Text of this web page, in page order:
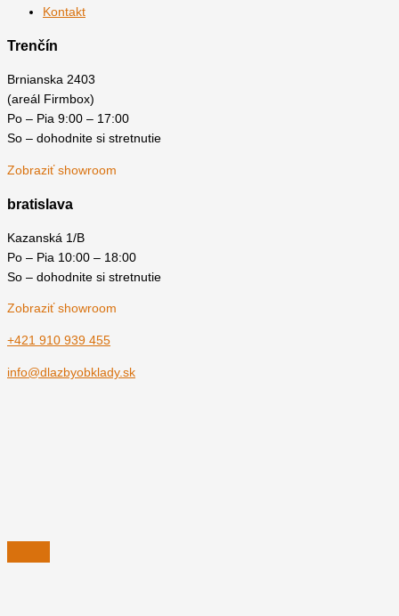
Kontakt
Trenčín
Brnianska 2403
(areál Firmbox)
Po – Pia 9:00 – 17:00
So – dohodnite si stretnutie
Zobraziť showroom
bratislava
Kazanská 1/B
Po – Pia 10:00 – 18:00
So – dohodnite si stretnutie
Zobraziť showroom
+421 910 939 455
info@dlazbyobklady.sk